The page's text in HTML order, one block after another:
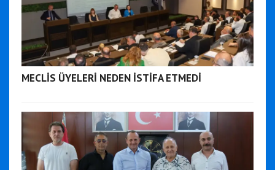
MECLİS ÜYELERİ NEDEN İSTİFA ETMEDİ